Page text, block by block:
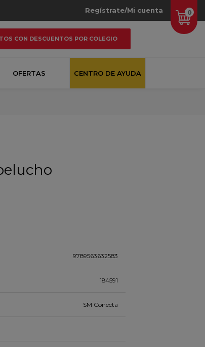
0
Regístrate/Mi cuenta
CON DESCUENTOS POR COLEGIO
OFERTAS CENTRO DE AYUDA
9789563632583
184591
SM Conecta